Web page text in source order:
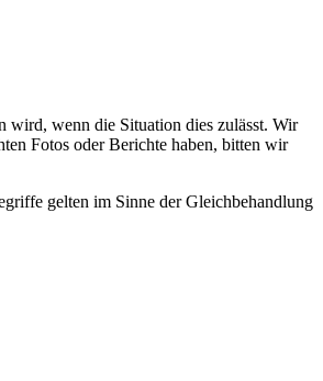
wird, wenn die Situation dies zulässt. Wir
Fotos oder Berichte haben, bitten wir
gelten im Sinne der Gleichbehandlung